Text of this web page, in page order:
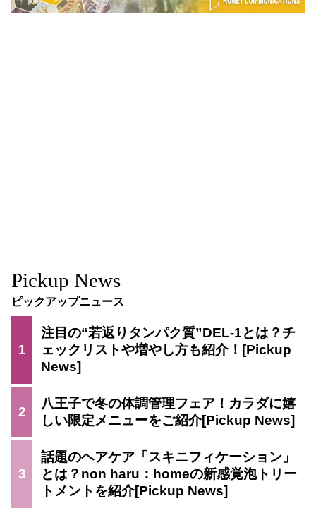
Pickup News
ピックアップニュース
1
注目の“若返りタンパク質”DEL-1とは？チ
ェックリストや増やし方も紹介！
2
八王子で冬の体調管理フェア！カラダに嬉
しい限定メニューをご紹介
3
話題のヘアケア「スキニフィケーション」
とは？non haru：homeの新感覚泡トリー
トメントを紹介